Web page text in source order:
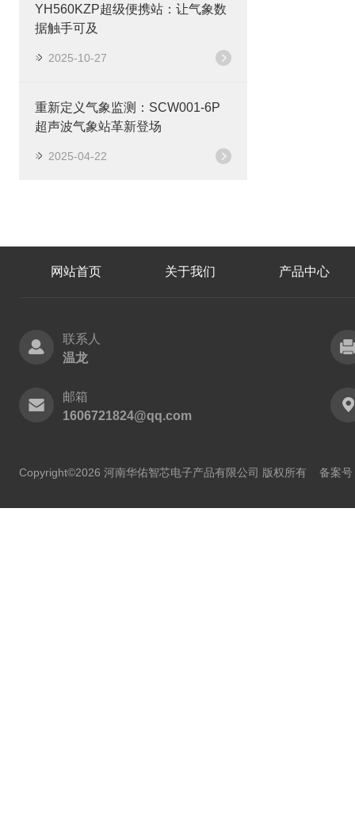
YH560KZP超级便携站：让气象数
据触手可及
2025-10-27
重新定义气象监测：SCW001-6P
超声波气象站革新登场
2025-04-22
网站首页 关于我们 产品中心
联系人
温龙
邮箱
1606721824@qq.com
Copyright©2026 河南华佑智芯电子产品有限公司 版权所有 备案